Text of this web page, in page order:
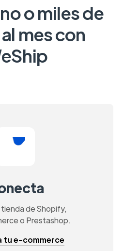
o miles de
mes con
de Shopify,
o Prestashop.
tu e-commerce